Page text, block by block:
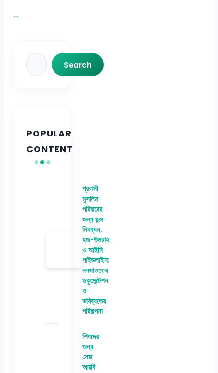
...
Search
Search
POPULAR
CONTENT
প্রবাসী
মুসলিম
পরিবারের
জন্য জন্ম
নিবন্ধন,
হজ-উমরাহ
ও আইনি
গাইডলাইন:
নবজাতকের
ডকুমেন্টেশন
ও
ভবিষ্যতের
পরিকল্পনা
শিশুদের
জন্য
সেরা
আরবি